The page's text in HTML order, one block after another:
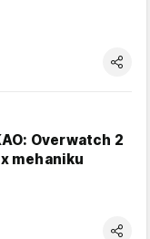
Overwatch 2
mehaniku